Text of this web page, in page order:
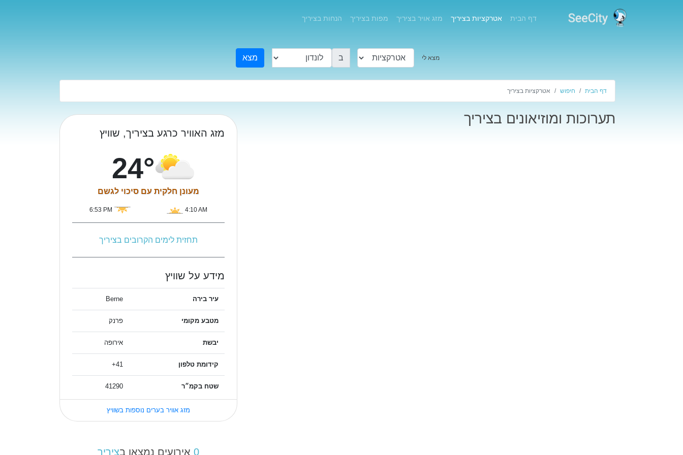
דף הבית(current) אטרקציות בציריך מזג אויר בציריך מפות בציריך הנחות בציריך
מצא לי ב מצא
דף הבית חיפוש אטרקציות בציריך
תערוכות ומוזיאונים בציריך
מזג האוויר כרגע בציריך, שוויץ
24°
מעונן חלקית עם סיכוי לגשם
6:53 PM 4:10 AM
תחזית לימים הקרובים בציריך
מידע על שוויץ
עיר בירה Berne
מטבע מקומי פרנק
יבשת אירופה
קידומת טלפון 41+
שטח בקמ״ר 41290
מזג אוויר בערים נוספות בשוויץ
0 אירועים נמצאו בציריך